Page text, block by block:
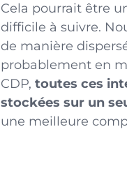
Cela pourrait être
difficile à suivre.
de manière
probablement en
CDP, toutes ces
stockées sur un
une meilleure